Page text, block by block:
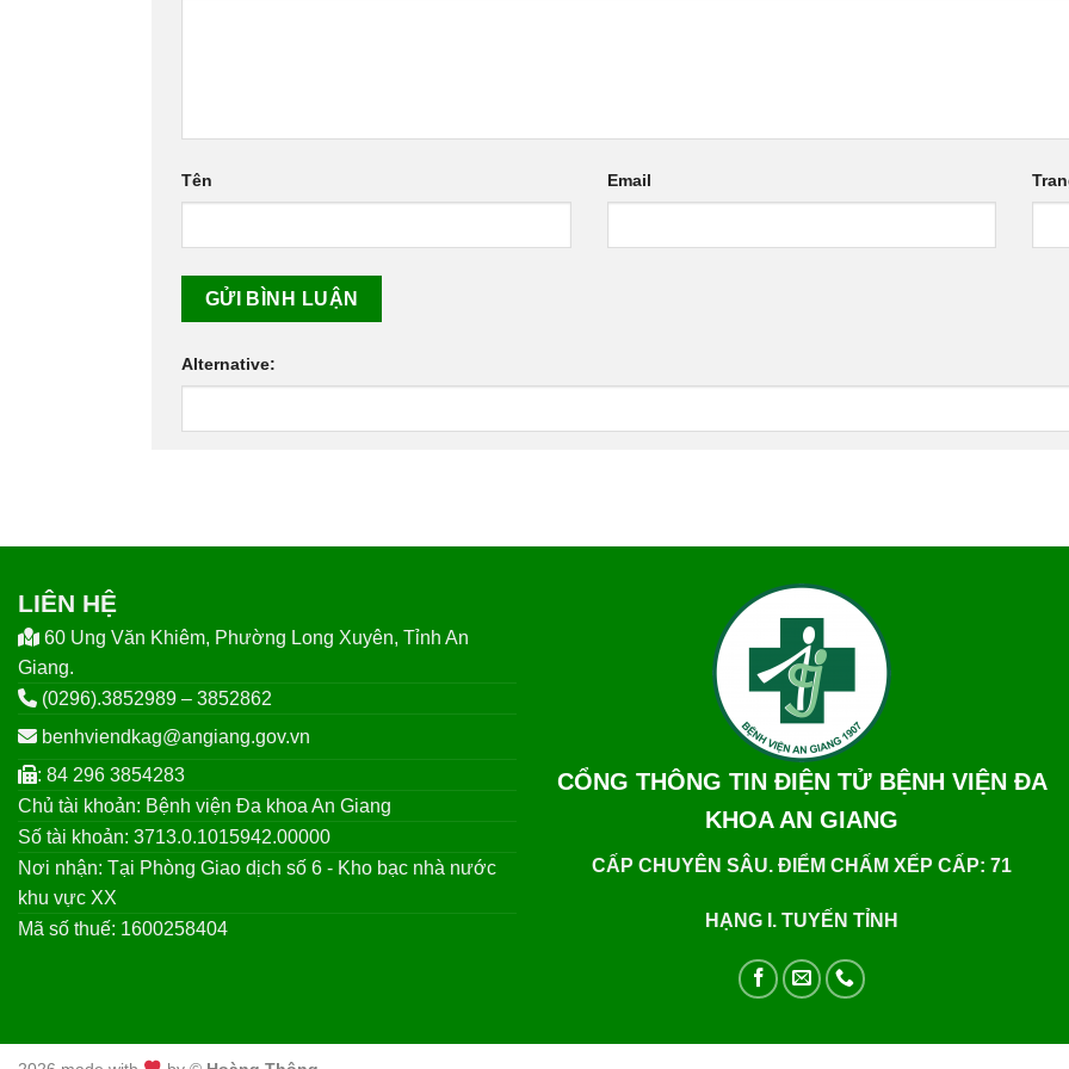
Tên Email
Alternative:
LIÊN HỆ
60 Ung Văn Khiêm, Phường Long Xuyên, Tỉnh An
Giang.
(0296).3852989 – 3852862
benhviendkag@angiang.gov.vn
: 84 296 3854283
Chủ tài khoản: Bệnh viện Đa khoa An Giang
Số tài khoản: 3713.0.1015942.00000
Nơi nhận: Tại Phòng Giao dịch số 6 - Kho bạc nhà nước
khu vực XX
Mã số thuế: 1600258404
CỔNG THÔNG TIN ĐIỆN TỬ BỆNH VIỆN ĐA
KHOA AN GIANG
CẤP CHUYÊN SÂU. ĐIỂM CHẤM XẾP CẤP: 71
HẠNG I. TUYẾN TỈNH